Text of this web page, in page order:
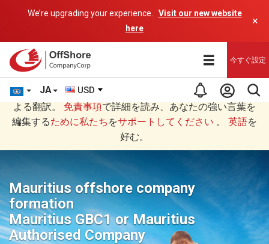
We’re upgrading your experience.
Visit our new website
here
×
JA USD
今すぐ設定
あなたは日本語 (にほんご)で読んでいますAIプログラムに
よる翻訳。 免責事項で詳細を読み、あなたの強い言葉を
編集するために私たち をサポートしてください 。 英語を
好む。
Mauritius offshore company
formation
Mauritius GBC1 or Mauritius
Authorised Company